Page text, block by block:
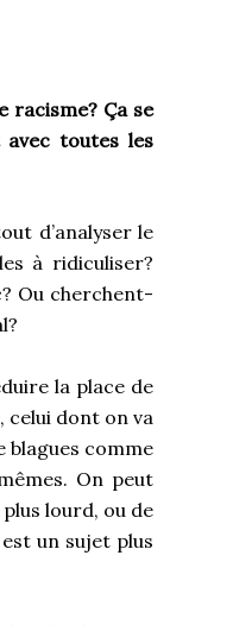
racisme? Ça se
toutes les
d’analyser le
à ridiculiser?
Ou cherchent-
la place de
celui dont on va
blagues comme
On peut
lourd, ou de
un sujet plus